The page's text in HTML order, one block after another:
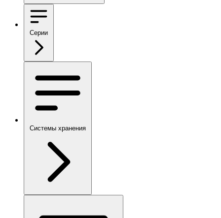
Серии
Системы хранения